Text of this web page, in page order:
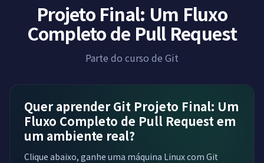
Projeto Final: Um Fluxo
Completo de Pull Request
Parte do curso de Git
Quer aprender Git Projeto Final: Um
Fluxo Completo de Pull Request em
um ambiente real?
Clique abaixo, ganhe uma máquina Linux com Git